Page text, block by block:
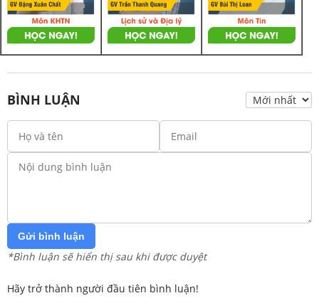
BÌNH LUẬN
Gửi bình luận
*Bình luận sẽ hiển thị sau khi được duyệt
Hãy trở thành người đầu tiên bình luận!